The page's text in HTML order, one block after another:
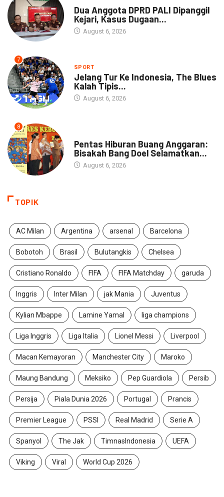
Dua Anggota DPRD PALI Dipanggil
Kejari, Kasus Dugaan...
August 6, 2026
7
SPORT
Jelang Tur Ke Indonesia, The Blues
Kalah Tipis...
August 6, 2026
8
Pentas Hiburan Buang Anggaran:
Bisakah Bang Doel Selamatkan...
August 6, 2026
TOPIK
AC Milan Argentina arsenal Barcelona
Bobotoh Brasil Bulutangkis Chelsea
Cristiano Ronaldo FIFA FIFA Matchday garuda
Inggris Inter Milan jak Mania Juventus
Kylian Mbappe Lamine Yamal liga champions
Liga Inggris Liga Italia Lionel Messi Liverpool
Macan Kemayoran Manchester City Maroko
Maung Bandung Meksiko Pep Guardiola Persib
Persija Piala Dunia 2026 Portugal Prancis
Premier League PSSI Real Madrid Serie A
Spanyol The Jak TimnasIndonesia UEFA
Viking Viral World Cup 2026